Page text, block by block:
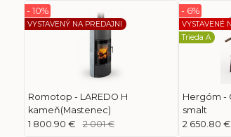
Romotop - LAREDO H
kameň(Mastenec)
VYSTAVENÝ NA PREDAJNI
- 10%
1 800.90 € 2 001 €
Hergóm -
smalt
VYSTAVENÉ
Trieda A
- 6%
2 650.80 €